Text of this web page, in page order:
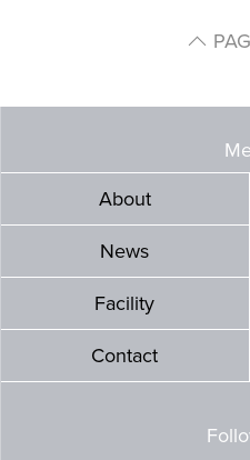
About
News
Facility
Contact